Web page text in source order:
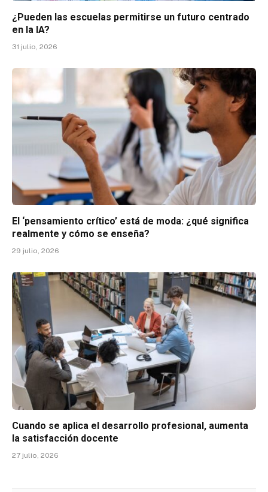
¿Pueden las escuelas permitirse un futuro centrado
en la IA?
31 julio, 2026
El ‘pensamiento crítico’ está de moda: ¿qué significa
realmente y cómo se enseña?
29 julio, 2026
Cuando se aplica el desarrollo profesional, aumenta
la satisfacción docente
27 julio, 2026